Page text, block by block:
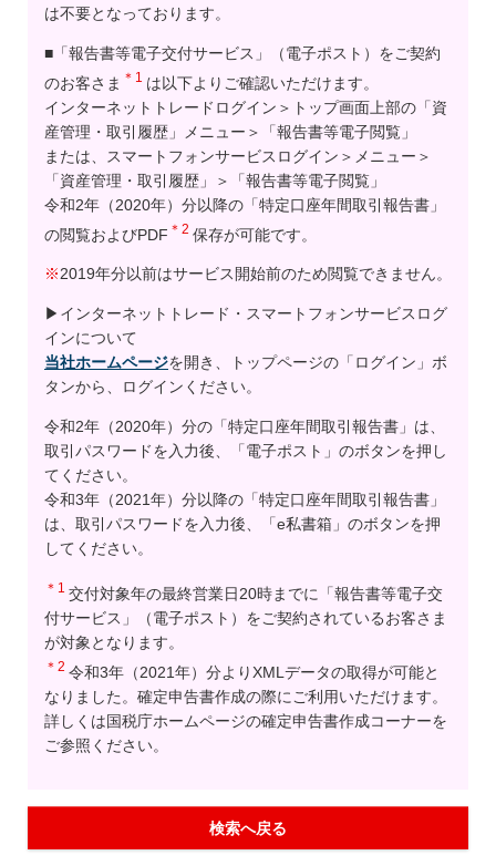
は不要となっております。
■「報告書等電子交付サービス」（電子ポスト）をご契約
のお客さま ＊1 は以下よりご確認いただけます。
インターネットトレードログイン＞トップ画面上部の「資
産管理・取引履歴」メニュー＞「報告書等電子閲覧」
または、スマートフォンサービスログイン＞メニュー＞
「資産管理・取引履歴」＞「報告書等電子閲覧」
令和2年（2020年）分以降の「特定口座年間取引報告書」
の閲覧およびPDF ＊2 保存が可能です。
※2019年分以前はサービス開始前のため閲覧できません。
▶インターネットトレード・スマートフォンサービスログ
インについて
当社ホームページを開き、トップページの「ログイン」ボ
タンから、ログインください。
令和2年（2020年）分の「特定口座年間取引報告書」は、
取引パスワードを入力後、「電子ポスト」のボタンを押し
てください。
令和3年（2021年）分以降の「特定口座年間取引報告書」
は、取引パスワードを入力後、「e私書箱」のボタンを押
してください。
＊1 交付対象年の最終営業日20時までに「報告書等電子交
付サービス」（電子ポスト）をご契約されているお客さま
が対象となります。
＊2 令和3年（2021年）分よりXMLデータの取得が可能と
なりました。確定申告書作成の際にご利用いただけます。
詳しくは国税庁ホームページの確定申告書作成コーナーを
ご参照ください。
検索へ戻る